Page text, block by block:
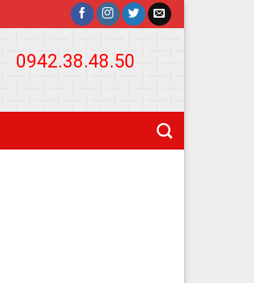
0942.38.48.50